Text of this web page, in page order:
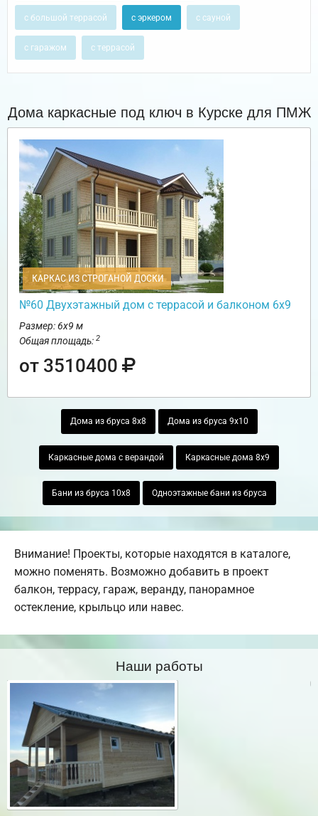
с большой террасой с эркером с сауной
с гаражом с террасой
Дома каркасные под ключ в Курске для ПМЖ
КАРКАС ИЗ СТРОГАНОЙ ДОСКИ
№60 Двухэтажный дом с террасой и балконом 6х9
Размер: 6х9 м
Общая площадь: 2
от 3510400
Дома из бруса 8х8 Дома из бруса 9х10
Каркасные дома с верандой Каркасные дома 8х9
Бани из бруса 10х8 Одноэтажные бани из бруса
Внимание! Проекты, которые находятся в каталоге,
можно поменять. Возможно добавить в проект
балкон, террасу, гараж, веранду, панорамное
остекление, крыльцо или навес.
Наши работы